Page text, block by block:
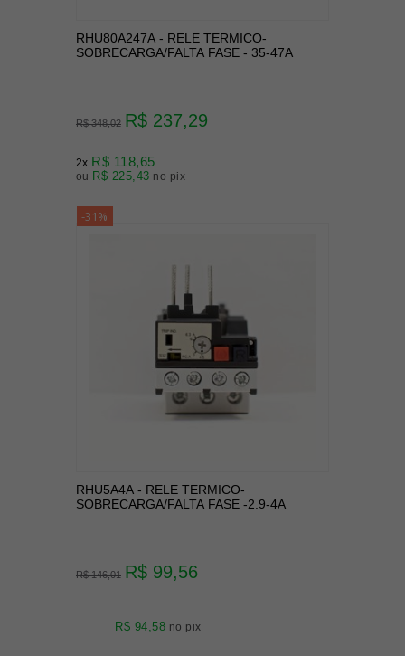
RHU80A247A - RELE TERMICO-
SOBRECARGA/FALTA FASE - 35-47A
R$ 348,02 R$ 237,29
2x R$ 118,65
ou R$ 225,43 no pix
-31%
RHU5A4A - RELE TERMICO-
SOBRECARGA/FALTA FASE -2.9-4A
R$ 146,01 R$ 99,56
R$ 94,58 no pix